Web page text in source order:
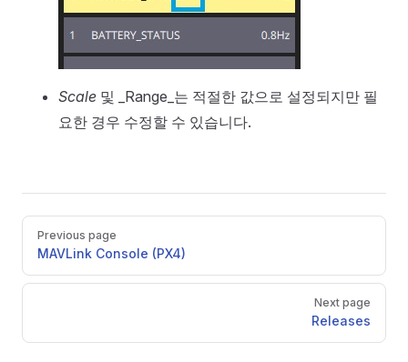
Scale 및 _Range_는 적절한 값으로 설정되지만 필
요한 경우 수정할 수 있습니다.
PagerPrevious page
MAVLink Console (PX4)
Next page
Releases